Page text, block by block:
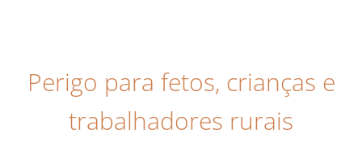
Perigo para fetos, crianças e
trabalhadores rurais